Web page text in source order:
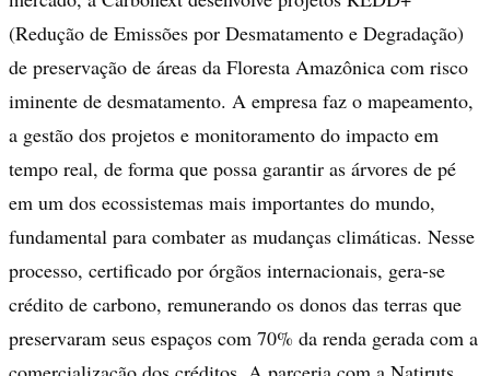
(Redução de Emissões por Desmatamento e Degradação)
de preservação de áreas da Floresta Amazônica com risco
iminente de desmatamento. A empresa faz o mapeamento,
a gestão dos projetos e monitoramento do impacto em
tempo real, de forma que possa garantir as árvores de pé
em um dos ecossistemas mais importantes do mundo,
fundamental para combater as mudanças climáticas. Nesse
processo, certificado por órgãos internacionais, gera-se
crédito de carbono, remunerando os donos das terras que
preservaram seus espaços com 70% da renda gerada com a